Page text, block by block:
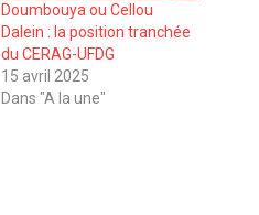
Doumbouya ou Cellou
Dalein : la position tranchée
du CERAG-UFDG
15 avril 2025
Dans "A la une"